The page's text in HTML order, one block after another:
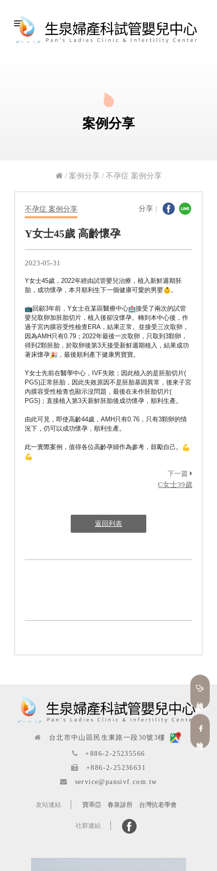
menu
案例分享
/ 案例分享 /不孕症 案例分享
不孕症 案例分享 分享
Y女士45歲 高齡懷孕
2023-05-31
Y女士45歲，2022年經由試管嬰兒治療，植入新鮮週期胚
胎， 成功懷孕，本月順利生下一個健康可愛的男嬰 。
回顧3年前，Y女士在某區醫療中心
接受了兩次的試管
嬰兒取卵加胚胎切片，植入後卻沒懷孕。 轉到本中心後，作
過子宮內膜容受性檢查ERA，結果正常。 並接受三次取卵，
因為AMH只有0.79； 2022年最後一次取卵，只取到3顆卵，
得到2顆胚胎， 於取卵後第3天接受新鮮週期植入，結果成功
著床懷孕
， 最後順利產下健康男寶寶。
Y女士先前在醫學中心，IVF失敗；因此植入的是胚胎切片(
PGS)正常胚胎，因此失敗原因不是胚胎基因異常， 後來子宮
內膜容受性檢查也顯示沒問題，最後在未作胚胎切片(
PGS)；直接植入第3天新鮮胚胎後成功懷孕，順利生產。
由此可見，即使高齡44歲，AMH只有0.76， 只有3顆卵的情
況下，仍可以成功懷孕，順利生產。
此一實際案例，值得各位高齡孕婦作為參考，鼓勵自己。
下一篇
C女士39歲
返回列表
台北市中山區民生東路一段30號3樓
+886-2-25235566
+886-2-25236631
service@pansivf.com.tw
友站連結 寶乖亞 春泉診所 台灣抗老學會
社群連結